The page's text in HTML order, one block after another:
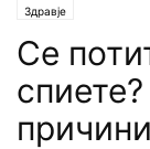
Здравје
Се